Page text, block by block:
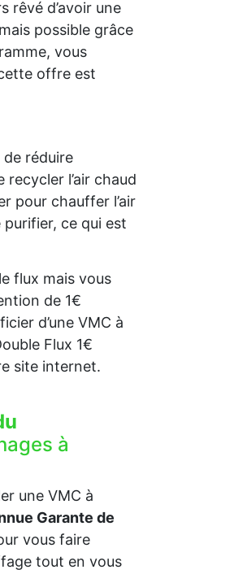
rêvé d’avoir une
possible grâce
vous
offre est
réduire
l’air chaud
pour chauffer l’air
ce qui est
flux mais vous
de 1€
d’une VMC à
Flux 1€
site internet.
à
une VMC à
Garante de
vous faire
tout en vous